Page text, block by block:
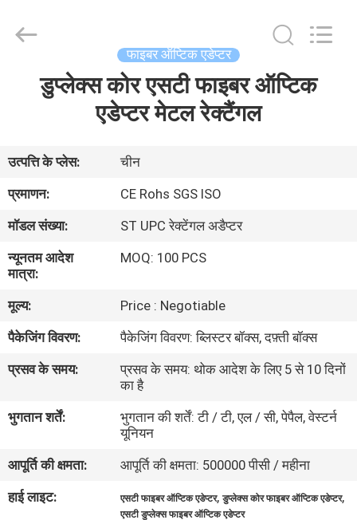
हमारे
बारे
कारखाना
भ्रमण
गुणवत्ता
नियंत्रण
संपर्क
करें
Co.,Ltd..
फाइबर ऑप्टिक एडेप्टर
डुप्लेक्स कोर एसटी फाइबर ऑप्टिक
एडेप्टर मेटल रेक्टैंगल
उत्पत्ति के प्लेस:
चीन
प्रमाणन:
CE Rohs SGS ISO
मॉडल संख्या:
ST UPC रेक्टेंगल अडैप्टर
न्यूनतम आदेश
मात्रा:
MOQ: 100 PCS
मूल्य:
Price : Negotiable
पैकेजिंग विवरण:
पैकेजिंग विवरण: ब्लिस्टर बॉक्स, दफ़्ती बॉक्स
प्रसव के समय:
प्रसव के समय: थोक आदेश के लिए 5 से 10 दिनों
का है
भुगतान शर्तें:
भुगतान की शर्तें: टी / टी, एल / सी, पेपैल, वेस्टर्न
यूनियन
आपूर्ति की क्षमता:
आपूर्ति की क्षमता: 500000 पीसी / महीना
हाई लाइट:
एसटी फाइबर ऑप्टिक एडेप्टर,डुप्लेक्स कोर फाइबर ऑप्टिक एडेप्टर,
एसटी डुप्लेक्स फाइबर ऑप्टिक एडेप्टर